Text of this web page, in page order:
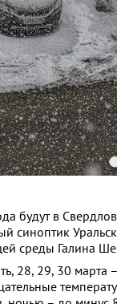
будут в
синоптик
среды Галина
28, 29, 30 марта